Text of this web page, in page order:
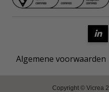
Algemene voorwaarden
Copyright © Vicrea